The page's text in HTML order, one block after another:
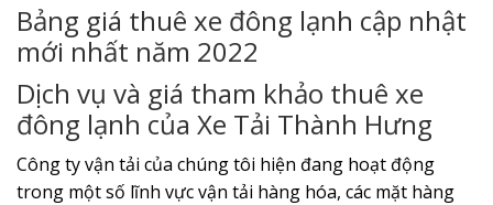
Bảng giá thuê xe đông lạnh cập nhật
mới nhất năm 2022
Dịch vụ và giá tham khảo thuê xe
đông lạnh của Xe Tải Thành Hưng
Công ty vận tải của chúng tôi hiện đang hoạt động
trong một số lĩnh vực vận tải hàng hóa, các mặt hàng